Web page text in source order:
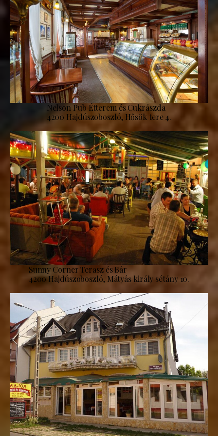
Nelson Pub Étterem és Cukrászda
4200 Hajdúszoboszló, Hősök tere 4.
Sunny Corner Terasz és Bár
4200 Hajdúszoboszló, Mátyás király sétány 10.